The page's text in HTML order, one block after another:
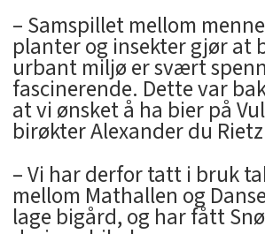
– Samspillet mellom
planter og insekter gjør at
urbant miljø er svært
fascinerende. Dette var
at vi ønsket å ha bier på
birøkter Alexander du
– Vi har derfor tatt i bruk
mellom Mathallen og
lage bigård, og har fått